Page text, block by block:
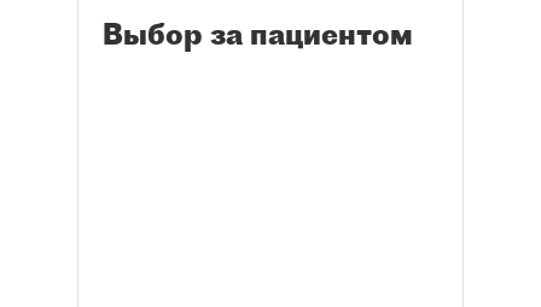
Выбор за пациентом